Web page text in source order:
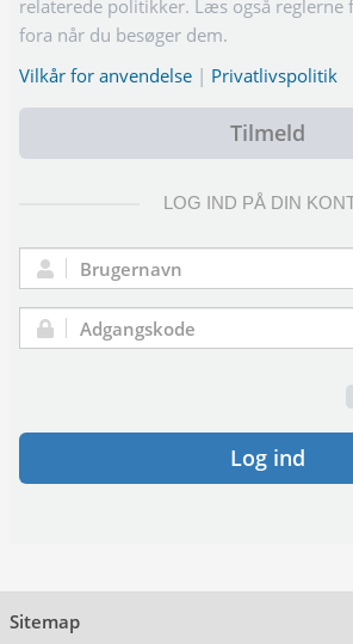
relaterede politikker. Læs også reglerne
fora når du besøger dem.
Vilkår for anvendelse | Privatlivspolitik
Tilmeld
LOG IND PÅ DIN
Brugernavn:
Adgangskode:
Log ind
Sitemap